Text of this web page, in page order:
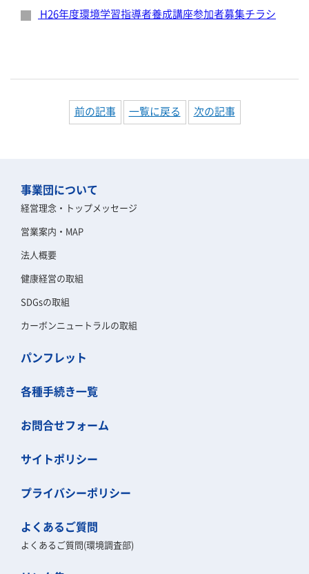
H26年度環境学習指導者養成講座参加者募集チラシ
前の記事 一覧に戻る 次の記事
事業団について
経営理念・トップメッセージ
営業案内・MAP
法人概要
健康経営の取組
SDGsの取組
カーボンニュートラルの取組
パンフレット
各種手続き一覧
お問合せフォーム
サイトポリシー
プライバシーポリシー
よくあるご質問
よくあるご質問(環境調査部)